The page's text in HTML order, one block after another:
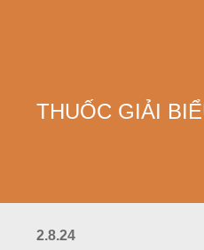
THUỐC GIẢI
2.8.24